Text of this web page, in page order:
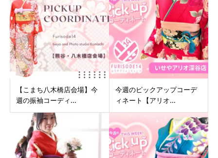
【こまち八木橋店会場】今
週の振袖コーディ...
今週のピックアップコーデ
ィネート【アリオ...